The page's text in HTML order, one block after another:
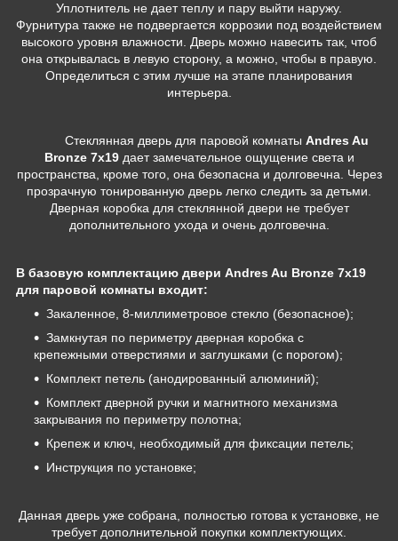
Уплотнитель не дает теплу и пару выйти наружу.
Фурнитура также не подвергается коррозии под воздействием
высокого уровня влажности. Дверь можно навесить так, чтоб
она открывалась в левую сторону, а можно, чтобы в правую.
Определиться с этим лучше на этапе планирования
интерьера.
Стеклянная дверь для паровой комнаты Andres Au
Bronze 7х19дает замечательное ощущение света и
пространства, кроме того, она безопасна и долговечна. Через
прозрачную тонированную дверь легко следить за детьми.
Дверная коробка для стеклянной двери не требует
дополнительного ухода и очень долговечна.
В базовую комплектацию двери Andres Au Bronze 7х19
для паровой комнаты входит:
Закаленное, 8-миллиметровое стекло (безопасное);
Замкнутая по периметру дверная коробка с
крепежными отверстиями и заглушками (с порогом);
Комплект петель (анодированный алюминий);
Комплект дверной ручки и магнитного механизма
закрывания по периметру полотна;
Крепеж и ключ, необходимый для фиксации петель;
Инструкция по установке;
Данная дверь уже собрана, полностью готова к установке, не
требует дополнительной покупки комплектующих.